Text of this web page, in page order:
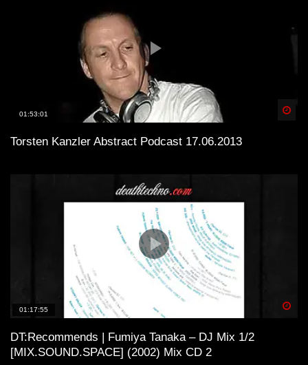
01:53:01
Torsten Kanzler Abstract Podcast 17.06.2013
01:17:55
DT:Recommends | Fumiya Tanaka – DJ Mix 1/2
[MIX.SOUND.SPACE] (2002) Mix CD 2